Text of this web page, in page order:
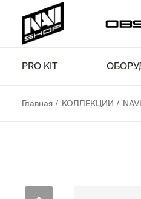
PRO KIT
Главная КОЛЛЕКЦИИ